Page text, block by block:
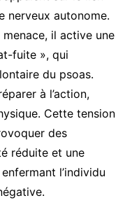
nerveux autonome.
il active une
fuite », qui
du psoas.
à l’action,
Cette tension
des
réduite et une
l’individu